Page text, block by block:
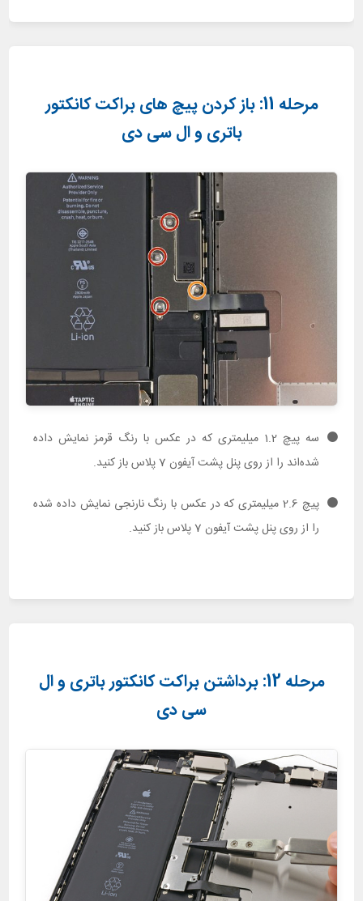
مرحله 11: باز کردن پیچ های براکت کانکتور
باتری و ال سی دی
سه پیچ 1.2 میلیمتری که در عکس با رنگ قرمز نمایش داده
شده‌اند را از روی پنل پشت آیفون 7 پلاس باز کنید.
پیچ 2.6 میلیمتری که در عکس با رنگ نارنجی نمایش داده شده
را از روی پنل پشت آیفون 7 پلاس باز کنید.
مرحله 12: برداشتن براکت کانکتور باتری و ال
سی دی